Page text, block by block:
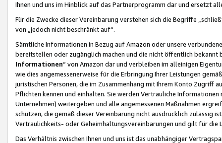
Ihnen und uns im Hinblick auf das Partnerprogramm dar und ersetzt
Für die Zwecke dieser Vereinbarung verstehen sich die Begriffe
von „jedoch nicht beschränkt auf“.
Sämtliche Informationen in Bezug auf Amazon oder unsere
bereitstellen oder zugänglich machen und die nicht öffentlich
Informationen“ von Amazon dar und verbleiben im alleinigen
wie dies angemessenerweise für die Erbringung Ihrer Leistungen
juristischen Personen, die im Zusammenhang mit Ihrem Konto
Pflichten kennen und einhalten. Sie werden Vertrauliche
Unternehmen) weitergeben und alle angemessenen Maßnahmen
schützen, die gemäß dieser Vereinbarung nicht ausdrücklich zulässig
Vertraulichkeits- oder Geheimhaltungsvereinbarungen und gilt für die
Das Verhältnis zwischen Ihnen und uns ist das unabhängiger